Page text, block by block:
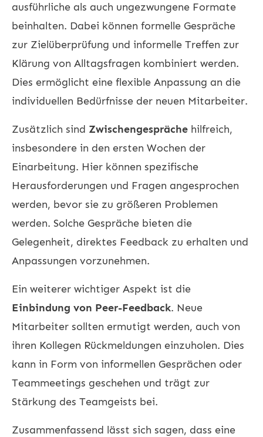
ausführliche als auch ungezwungene Formate
beinhalten. Dabei können formelle Gespräche
zur Zielüberprüfung und informelle Treffen zur
Klärung von Alltagsfragen kombiniert werden.
Dies ermöglicht eine flexible Anpassung an die
individuellen Bedürfnisse der neuen Mitarbeiter.
Zusätzlich sind Zwischengespräche hilfreich,
insbesondere in den ersten Wochen der
Einarbeitung. Hier können spezifische
Herausforderungen und Fragen angesprochen
werden, bevor sie zu größeren Problemen
werden. Solche Gespräche bieten die
Gelegenheit, direktes Feedback zu erhalten und
Anpassungen vorzunehmen.
Ein weiterer wichtiger Aspekt ist die
Einbindung von Peer-Feedback. Neue
Mitarbeiter sollten ermutigt werden, auch von
ihren Kollegen Rückmeldungen einzuholen. Dies
kann in Form von informellen Gesprächen oder
Teammeetings geschehen und trägt zur
Stärkung des Teamgeists bei.
Zusammenfassend lässt sich sagen, dass eine